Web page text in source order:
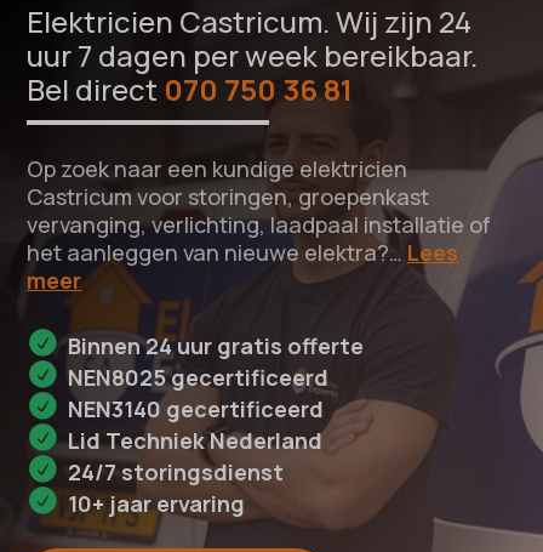
Elektricien Castricum. Wij zijn 24
uur 7 dagen per week bereikbaar.
Bel direct 070 750 36 81
Op zoek naar een kundige elektricien
Castricum voor storingen, groepenkast
vervanging, verlichting, laadpaal installatie of
het aanleggen van nieuwe elektra?… Lees
meer
Binnen 24 uur gratis offerte
NEN8025 gecertificeerd
NEN3140 gecertificeerd
Lid Techniek Nederland
24/7 storingsdienst
10+ jaar ervaring